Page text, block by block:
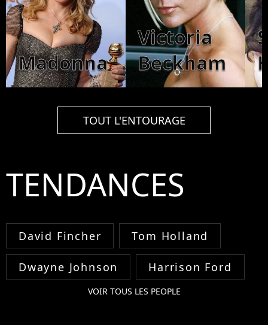
Madonna
Victoria
Beckham
TOUT L'ENTOURAGE
TENDANCES
David Fincher Tom Holland
Dwayne Johnson Harrison Ford
VOIR TOUS LES PEOPLE